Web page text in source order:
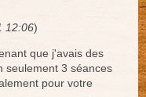
12:06)
que j'avais des
seulement 3 séances
pour votre